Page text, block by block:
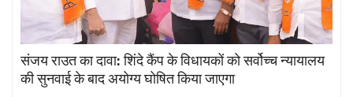
संजय राउत का दावा: शिंदे कैंप के विधायकों को सर्वोच्च न्यायालय
की सुनवाई के बाद अयोग्य घोषित किया जाएगा